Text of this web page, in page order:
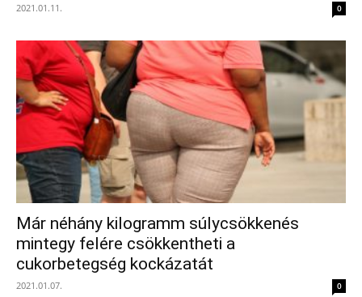
2021.01.11. 0
Már néhány kilogramm súlycsökkenés
mintegy felére csökkentheti a
cukorbetegség kockázatát
2021.01.07. 0